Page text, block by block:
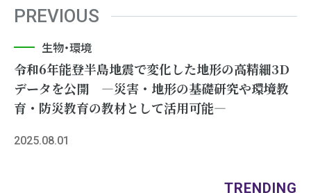
PREVIOUS
生物・環境
令和6年能登半島地震で変化した地形の高精細3D
データを公開 ―災害・地形の基礎研究や環境教
育・防災教育の教材として活用可能―
2025.08.01
TRENDING